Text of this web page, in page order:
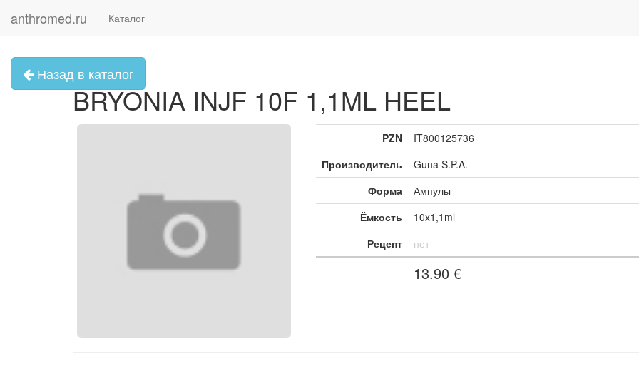
anthromed.ru Каталог
Назад в каталог
BRYONIA INJF 10F 1,1ML HEEL
PZN
IT800125736
Производитель
Guna S.P.A.
Форма
Ампулы
Ёмкость
10x1,1ml
Рецепт
нет
13.90 €